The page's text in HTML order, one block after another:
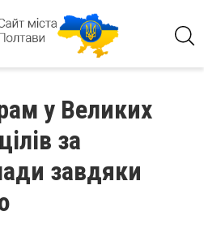
у Великих
за
завдяки